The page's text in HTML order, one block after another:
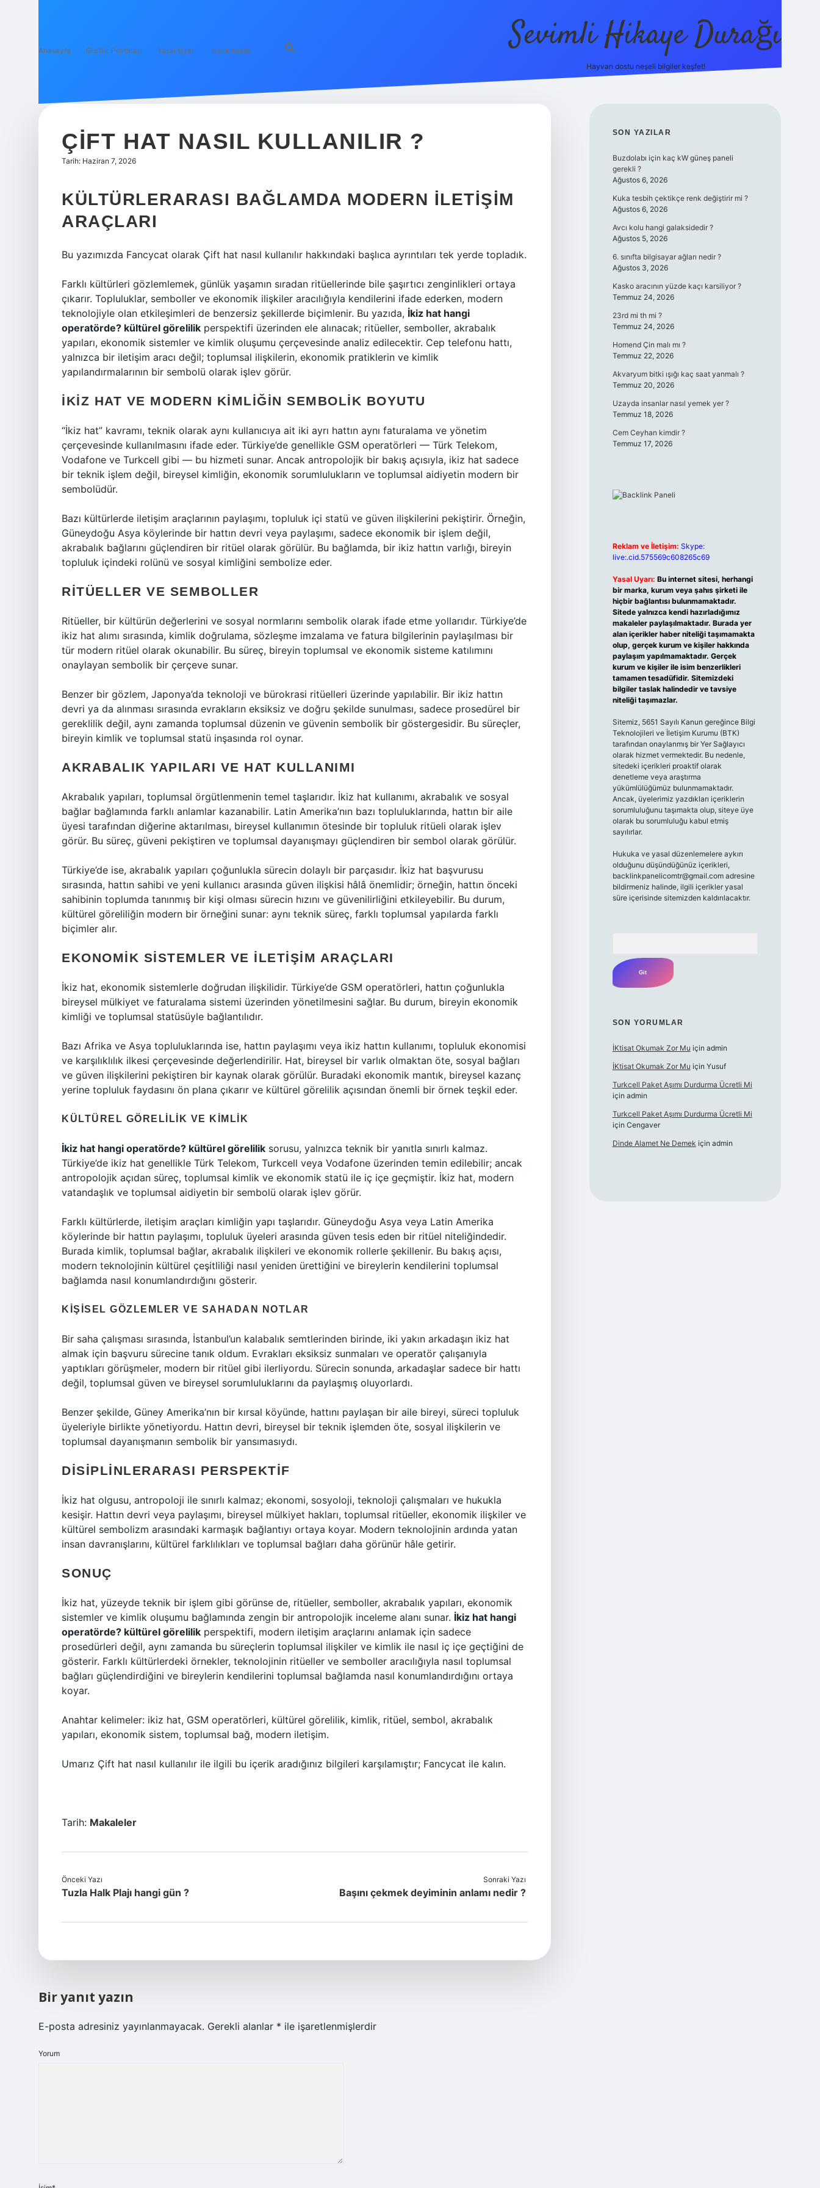
Anasayfa Gizlilik Politikası Yasal Uyarı Hakkımızda Sevimli Hikaye Durağı
Hayvan dostu neşeli bilgiler keşfet!
ÇIFT HAT NASIL KULLANILIR ?
Tarih: Haziran 7, 2026
KÜLTÜRLERARASI BAĞLAMDA MODERN İLETIŞIM
ARAÇLARI
Bu yazımızda Fancycat olarak Çift hat nasıl kullanılır hakkındaki başlıca ayrıntıları tek yerde topladık.
Farklı kültürleri gözlemlemek, günlük yaşamın sıradan ritüellerinde bile şaşırtıcı zenginlikleri ortaya
çıkarır. Topluluklar, semboller ve ekonomik ilişkiler aracılığıyla kendilerini ifade ederken, modern
teknolojiyle olan etkileşimleri de benzersiz şekillerde biçimlenir. Bu yazıda, İkiz hat hangi
operatörde? kültürel görelilik perspektifi üzerinden ele alınacak; ritüeller, semboller, akrabalık
yapıları, ekonomik sistemler ve kimlik oluşumu çerçevesinde analiz edilecektir. Cep telefonu hattı,
yalnızca bir iletişim aracı değil; toplumsal ilişkilerin, ekonomik pratiklerin ve kimlik
yapılandırmalarının bir sembolü olarak işlev görür.
İKIZ HAT VE MODERN KIMLIĞIN SEMBOLIK BOYUTU
“İkiz hat” kavramı, teknik olarak aynı kullanıcıya ait iki ayrı hattın aynı faturalama ve yönetim
çerçevesinde kullanılmasını ifade eder. Türkiye’de genellikle GSM operatörleri — Türk Telekom,
Vodafone ve Turkcell gibi — bu hizmeti sunar. Ancak antropolojik bir bakış açısıyla, ikiz hat sadece
bir teknik işlem değil, bireysel kimliğin, ekonomik sorumlulukların ve toplumsal aidiyetin modern bir
sembolüdür.
Bazı kültürlerde iletişim araçlarının paylaşımı, topluluk içi statü ve güven ilişkilerini pekiştirir. Örneğin,
Güneydoğu Asya köylerinde bir hattın devri veya paylaşımı, sadece ekonomik bir işlem değil,
akrabalık bağlarını güçlendiren bir ritüel olarak görülür. Bu bağlamda, bir ikiz hattın varlığı, bireyin
topluluk içindeki rolünü ve sosyal kimliğini sembolize eder.
RITÜELLER VE SEMBOLLER
Ritüeller, bir kültürün değerlerini ve sosyal normlarını sembolik olarak ifade etme yollarıdır. Türkiye’de
ikiz hat alımı sırasında, kimlik doğrulama, sözleşme imzalama ve fatura bilgilerinin paylaşılması bir
tür modern ritüel olarak okunabilir. Bu süreç, bireyin toplumsal ve ekonomik sisteme katılımını
onaylayan sembolik bir çerçeve sunar.
Benzer bir gözlem, Japonya’da teknoloji ve bürokrasi ritüelleri üzerinde yapılabilir. Bir ikiz hattın
devri ya da alınması sırasında evrakların eksiksiz ve doğru şekilde sunulması, sadece prosedürel bir
gereklilik değil, aynı zamanda toplumsal düzenin ve güvenin sembolik bir göstergesidir. Bu süreçler,
bireyin kimlik ve toplumsal statü inşasında rol oynar.
AKRABALIK YAPILARI VE HAT KULLANIMI
Akrabalık yapıları, toplumsal örgütlenmenin temel taşlarıdır. İkiz hat kullanımı, akrabalık ve sosyal
bağlar bağlamında farklı anlamlar kazanabilir. Latin Amerika’nın bazı topluluklarında, hattın bir aile
üyesi tarafından diğerine aktarılması, bireysel kullanımın ötesinde bir topluluk ritüeli olarak işlev
görür. Bu süreç, güveni pekiştiren ve toplumsal dayanışmayı güçlendiren bir sembol olarak görülür.
Türkiye’de ise, akrabalık yapıları çoğunlukla sürecin dolaylı bir parçasıdır. İkiz hat başvurusu
sırasında, hattın sahibi ve yeni kullanıcı arasında güven ilişkisi hâlâ önemlidir; örneğin, hattın önceki
sahibinin toplumda tanınmış bir kişi olması sürecin hızını ve güvenilirliğini etkileyebilir. Bu durum,
kültürel göreliliğin modern bir örneğini sunar: aynı teknik süreç, farklı toplumsal yapılarda farklı
biçimler alır.
EKONOMIK SISTEMLER VE İLETIŞIM ARAÇLARI
İkiz hat, ekonomik sistemlerle doğrudan ilişkilidir. Türkiye’de GSM operatörleri, hattın çoğunlukla
bireysel mülkiyet ve faturalama sistemi üzerinden yönetilmesini sağlar. Bu durum, bireyin ekonomik
kimliği ve toplumsal statüsüyle bağlantılıdır.
Bazı Afrika ve Asya topluluklarında ise, hattın paylaşımı veya ikiz hattın kullanımı, topluluk ekonomisi
ve karşılıklılık ilkesi çerçevesinde değerlendirilir. Hat, bireysel bir varlık olmaktan öte, sosyal bağları
ve güven ilişkilerini pekiştiren bir kaynak olarak görülür. Buradaki ekonomik mantık, bireysel kazanç
yerine topluluk faydasını ön plana çıkarır ve kültürel görelilik açısından önemli bir örnek teşkil eder.
KÜLTÜREL GÖRELILIK VE KIMLIK
İkiz hat hangi operatörde? kültürel görelilik sorusu, yalnızca teknik bir yanıtla sınırlı kalmaz.
Türkiye’de ikiz hat genellikle Türk Telekom, Turkcell veya Vodafone üzerinden temin edilebilir; ancak
antropolojik açıdan süreç, toplumsal kimlik ve ekonomik statü ile iç içe geçmiştir. İkiz hat, modern
vatandaşlık ve toplumsal aidiyetin bir sembolü olarak işlev görür.
Farklı kültürlerde, iletişim araçları kimliğin yapı taşlarıdır. Güneydoğu Asya veya Latin Amerika
köylerinde bir hattın paylaşımı, topluluk üyeleri arasında güven tesis eden bir ritüel niteliğindedir.
Burada kimlik, toplumsal bağlar, akrabalık ilişkileri ve ekonomik rollerle şekillenir. Bu bakış açısı,
modern teknolojinin kültürel çeşitliliği nasıl yeniden ürettiğini ve bireylerin kendilerini toplumsal
bağlamda nasıl konumlandırdığını gösterir.
KIŞISEL GÖZLEMLER VE SAHADAN NOTLAR
Bir saha çalışması sırasında, İstanbul’un kalabalık semtlerinden birinde, iki yakın arkadaşın ikiz hat
almak için başvuru sürecine tanık oldum. Evrakları eksiksiz sunmaları ve operatör çalışanıyla
yaptıkları görüşmeler, modern bir ritüel gibi ilerliyordu. Sürecin sonunda, arkadaşlar sadece bir hattı
değil, toplumsal güven ve bireysel sorumluluklarını da paylaşmış oluyorlardı.
Benzer şekilde, Güney Amerika’nın bir kırsal köyünde, hattını paylaşan bir aile bireyi, süreci topluluk
üyeleriyle birlikte yönetiyordu. Hattın devri, bireysel bir teknik işlemden öte, sosyal ilişkilerin ve
toplumsal dayanışmanın sembolik bir yansımasıydı.
DISIPLINLERARASI PERSPEKTIF
İkiz hat olgusu, antropoloji ile sınırlı kalmaz; ekonomi, sosyoloji, teknoloji çalışmaları ve hukukla
kesişir. Hattın devri veya paylaşımı, bireysel mülkiyet hakları, toplumsal ritüeller, ekonomik ilişkiler ve
kültürel sembolizm arasındaki karmaşık bağlantıyı ortaya koyar. Modern teknolojinin ardında yatan
insan davranışlarını, kültürel farklılıkları ve toplumsal bağları daha görünür hâle getirir.
SONUÇ
İkiz hat, yüzeyde teknik bir işlem gibi görünse de, ritüeller, semboller, akrabalık yapıları, ekonomik
sistemler ve kimlik oluşumu bağlamında zengin bir antropolojik inceleme alanı sunar. İkiz hat hangi
operatörde? kültürel görelilik perspektifi, modern iletişim araçlarını anlamak için sadece
prosedürleri değil, aynı zamanda bu süreçlerin toplumsal ilişkiler ve kimlik ile nasıl iç içe geçtiğini de
gösterir. Farklı kültürlerdeki örnekler, teknolojinin ritüeller ve semboller aracılığıyla nasıl toplumsal
bağları güçlendirdiğini ve bireylerin kendilerini toplumsal bağlamda nasıl konumlandırdığını ortaya
koyar.
Anahtar kelimeler: ikiz hat, GSM operatörleri, kültürel görelilik, kimlik, ritüel, sembol, akrabalık
yapıları, ekonomik sistem, toplumsal bağ, modern iletişim.
Umarız Çift hat nasıl kullanılır ile ilgili bu içerik aradığınız bilgileri karşılamıştır; Fancycat ile kalın.
Tarih: Makaleler
Önceki Yazı
Tuzla Halk Plajı hangi gün ?
Sonraki Yazı
Başını çekmek deyiminin anlamı nedir ?
Bir yanıt yazın
E-posta adresiniz yayınlanmayacak. Gerekli alanlar * ile işaretlenmişlerdir
Yorum
SIDEBAR
SON YAZILAR
Buzdolabı için kaç kW güneş paneli
gerekli ?
Ağustos 6, 2026
Kuka tesbih çektikçe renk değiştirir mi ?
Ağustos 6, 2026
Avcı kolu hangi galaksidedir ?
Ağustos 5, 2026
6. sınıfta bilgisayar ağları nedir ?
Ağustos 3, 2026
Kasko aracının yüzde kaçı karsiliyor ?
Temmuz 24, 2026
23rd mi th mi ?
Temmuz 24, 2026
Homend Çin malı mı ?
Temmuz 22, 2026
Akvaryum bitki ışığı kaç saat yanmalı ?
Temmuz 20, 2026
Uzayda insanlar nasıl yemek yer ?
Temmuz 18, 2026
Cem Ceyhan kimdir ?
Temmuz 17, 2026
Reklam ve İletişim: Skype:
live:.cid.575569c608265c69
Yasal Uyarı: Bu internet sitesi, herhangi
bir marka, kurum veya şahıs şirketi ile
hiçbir bağlantısı bulunmamaktadır.
Sitede yalnızca kendi hazırladığımız
makaleler paylaşılmaktadır. Burada yer
alan içerikler haber niteliği taşımamakta
olup, gerçek kurum ve kişiler hakkında
paylaşım yapılmamaktadır. Gerçek
kurum ve kişiler ile isim benzerlikleri
tamamen tesadüfidir. Sitemizdeki
bilgiler taslak halindedir ve tavsiye
niteliği taşımazlar.
Sitemiz, 5651 Sayılı Kanun gereğince Bilgi
Teknolojileri ve İletişim Kurumu (BTK)
tarafından onaylanmış bir Yer Sağlayıcı
olarak hizmet vermektedir. Bu nedenle,
sitedeki içerikleri proaktif olarak
denetleme veya araştırma
yükümlülüğümüz bulunmamaktadır.
Ancak, üyelerimiz yazdıkları içeriklerin
sorumluluğunu taşımakta olup, siteye üye
olarak bu sorumluluğu kabul etmiş
sayılırlar.
Hukuka ve yasal düzenlemelere aykırı
olduğunu düşündüğünüz içerikleri,
backlinkpanelicomtr@gmail.comadresine
bildirmeniz halinde, ilgili içerikler yasal
süre içerisinde sitemizden kaldırılacaktır.
SON YORUMLAR
İKtisat Okumak Zor Mu için admin
İKtisat Okumak Zor Mu için Yusuf
Turkcell Paket Aşımı Durdurma Ücretli Mi
için admin
Turkcell Paket Aşımı Durdurma Ücretli Mi
için Cengaver
Dinde Alamet Ne Demek için admin